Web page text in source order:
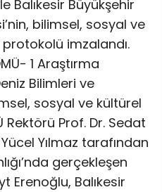
Balıkesir Büyükşehir
bilimsel, sosyal ve
imzalandı.
1 Araştırma
Bilimleri ve
sosyal ve kültürel
Prof. Dr. Sedat
Yılmaz tarafından
gerçekleşen
Erenoğlu, Balıkesir